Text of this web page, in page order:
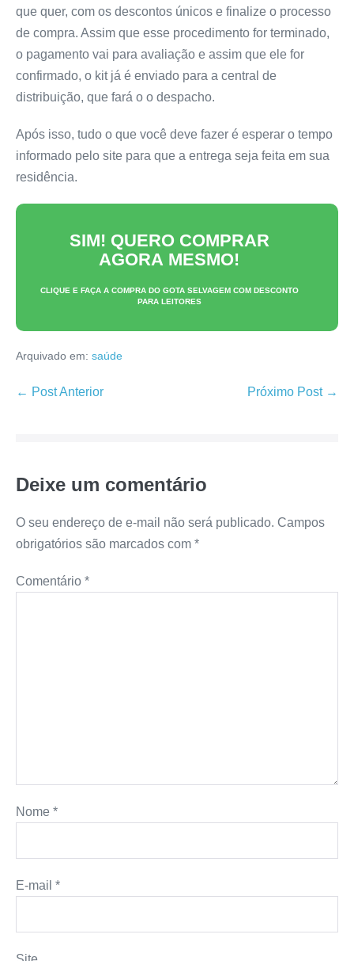
que quer, com os descontos únicos e finalize o processo
de compra. Assim que esse procedimento for terminado,
o pagamento vai para avaliação e assim que ele for
confirmado, o kit já é enviado para a central de
distribuição, que fará o o despacho.
Após isso, tudo o que você deve fazer é esperar o tempo
informado pelo site para que a entrega seja feita em sua
residência.
SIM! QUERO COMPRAR
AGORA MESMO!
CLIQUE E FAÇA A COMPRA DO GOTA SELVAGEMCOM DESCONTO
PARA LEITORES
Arquivado em: saúde
Navegação
← Post Anterior Próximo Post →
Deixe um comentário
O seu endereço de e-mail não será publicado. Campos
obrigatórios são marcados com *
Comentário *
Nome *
E-mail *